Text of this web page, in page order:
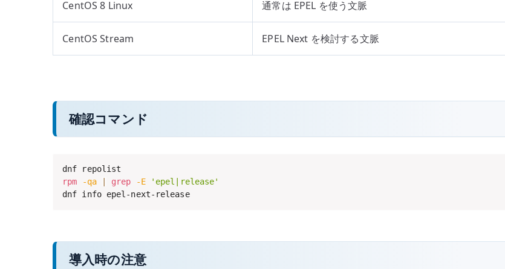
CentOS 8 Linux 通常は EPEL を使う文脈
CentOS Stream EPEL Next を検討する文脈
確認コマンド
rpm
-qa grep -E
'epel|release'
dnf info epel-next-release
導入時の注意